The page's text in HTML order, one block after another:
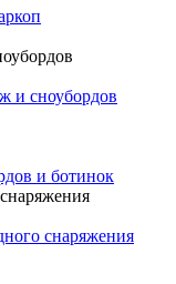
и сноубордов
и ботинок
снаряжения